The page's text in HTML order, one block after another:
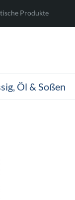
Produkte
Öl & Soßen